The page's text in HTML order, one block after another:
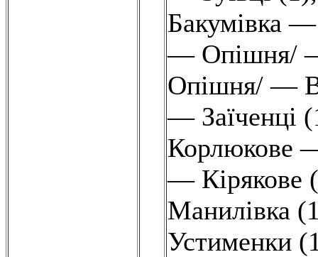
Бакумівка
— Опішня/
Опішня/ —
— Заїченці
Корлюкове
— Кірякове
Манилівка
Устименки